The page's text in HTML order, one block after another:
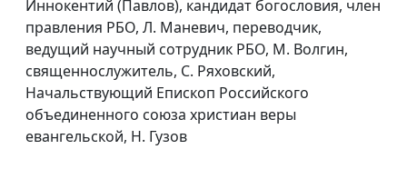
Библия и
литература
(первая часть)
Виктор Ляху, кандидат
филологических наук, старший
научный сотрудник Института
Кулакова , А. Богданенков,
филолог, литературовед,
Иннокентий (Павлов), кандидат богословия, член
правления РБО, Л. Маневич, переводчик,
ведущий научный сотрудник РБО, М. Волгин,
священнослужитель, С. Ряховский,
Начальствующий Епископ Российского
объединенного союза христиан веры
евангельской, Н. Гузов